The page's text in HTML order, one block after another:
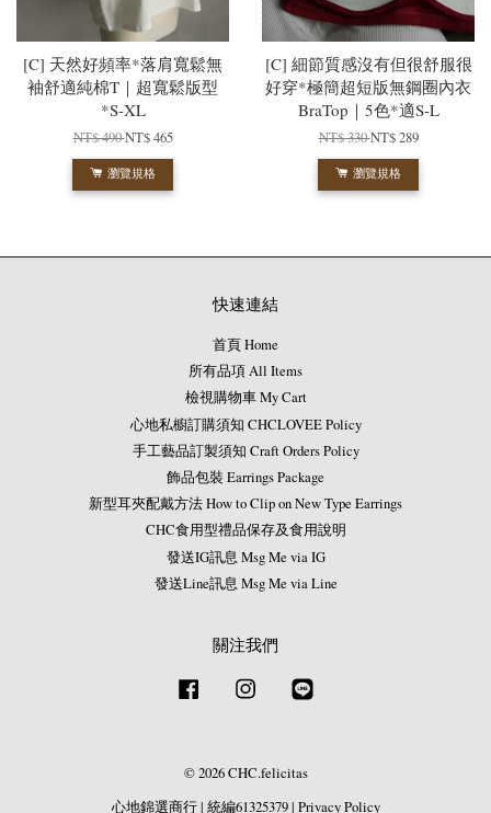
[C] 天然好頻率*落肩寬鬆無
袖舒適純棉T｜超寬鬆版型
*S-XL
NT$ 490NT$ 465
瀏覽規格
[C] 細節質感沒有但很舒服很
好穿*極簡超短版無鋼圈內衣
BraTop｜5色*適S-L
NT$ 330NT$ 289
瀏覽規格
快速連結
首頁 Home
所有品項 All Items
檢視購物車 My Cart
心地私櫥訂購須知 CHCLOVEE Policy
手工藝品訂製須知 Craft Orders Policy
飾品包裝 Earrings Package
新型耳夾配戴方法 How to Clip on New Type Earrings
CHC食用型禮品保存及食用說明
發送IG訊息 Msg Me via IG
發送Line訊息 Msg Me via Line
關注我們
Facebook Instagram
© 2026 CHC.felicitas
心地錦選商行| 統編61325379| Privacy Policy